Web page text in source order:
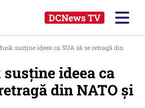
DCNews TV
susține ideea ca SUA să se retragă din
ideea ca
din NATO și